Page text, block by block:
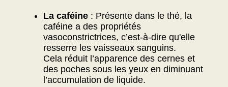
La caféine: Présente dans le thé, la
caféine a des propriétés
vasoconstrictrices, c’est-à-dire qu'elle
resserre les vaisseaux sanguins.
Cela réduit l’apparence des cernes et
des poches sous les yeux en diminuant
l’accumulation de liquide.